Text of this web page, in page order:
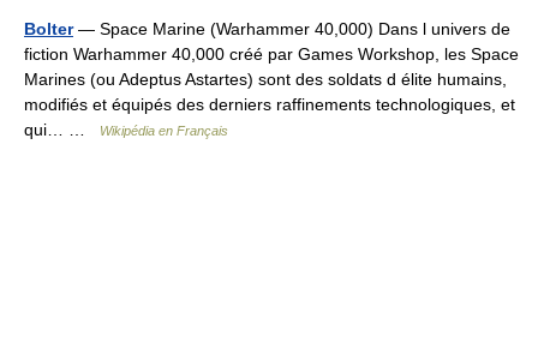
Bolter— Space Marine (Warhammer 40,000) Dans l univers de
fiction Warhammer 40,000 créé par Games Workshop, les Space
Marines (ou Adeptus Astartes) sont des soldats d élite humains,
modifiés et équipés des derniers raffinements technologiques, et
qui… …
Wikipédia en Français